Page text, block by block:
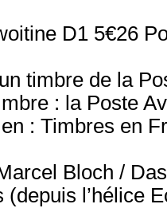
D1 5€26
timbre de la
: la Poste
: Timbres en
Bloch /
(depuis l’hélice